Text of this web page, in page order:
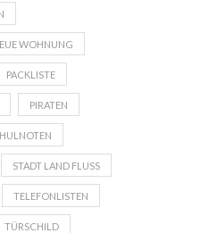
WOHNUNG
PACKLISTE
PIRATEN
STADT LAND FLUSS
TELEFONLISTEN
TÜRSCHILD